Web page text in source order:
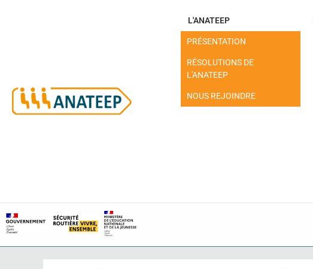
L'ANATEEP
PRÉSENTATION
RÉSOLUTIONS DE
L'ANATEEP
NOUS REJOINDRE